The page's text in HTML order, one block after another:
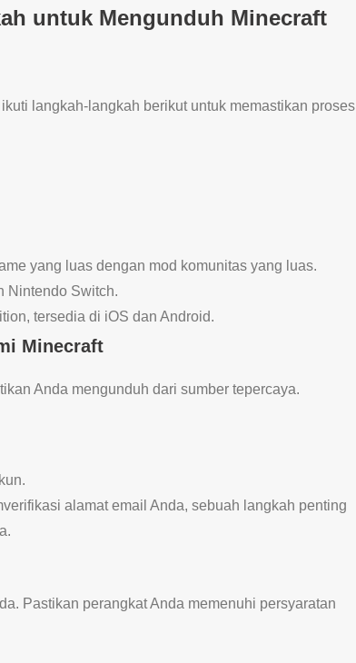
untuk Mengunduh Minecraft
langkah-langkah berikut untuk memastikan proses
yang luas dengan mod komunitas yang luas.
Nintendo Switch.
tersedia di iOS dan Android.
Minecraft
Anda mengunduh dari sumber tepercaya.
alamat email Anda, sebuah langkah penting
Pastikan perangkat Anda memenuhi persyaratan